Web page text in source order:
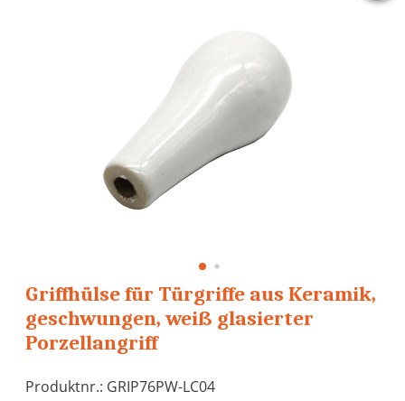
Griffhülse für Türgriffe aus Keramik,
geschwungen, weiß glasierter
Porzellangriff
Produktnr.: GRIP76PW-LC04